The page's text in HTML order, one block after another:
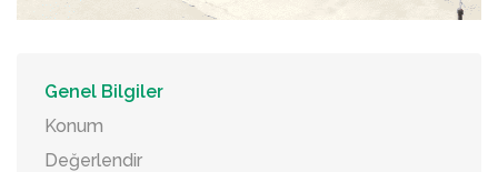
Genel Bilgiler
Konum
Değerlendir